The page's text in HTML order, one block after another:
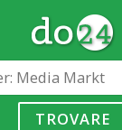
TROVARE